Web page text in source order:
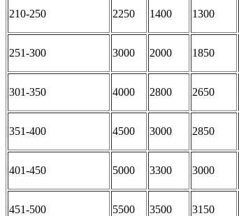
210-250 2250 1400 1300
251-300 3000 2000 1850
301-350 4000 2800 2650
351-400 4500 3000 2850
401-450 5000 3300 3000
451-500 5500 3500 3150